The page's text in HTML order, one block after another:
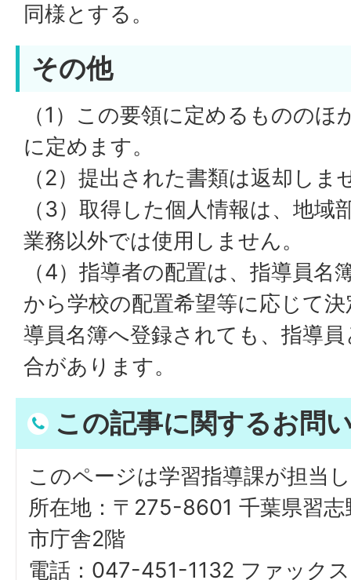
同様とする。
その他
（1）この要領に定めるもののほ
に定めます。
（2）提出された書類は返却しま
（3）取得した個人情報は、地域
業務以外では使用しません。
（4）指導者の配置は、指導員名
から学校の配置希望等に応じて
導員名簿へ登録されても、指導
合があります。
この記事に関するお問
このページは学習指導課が担当
所在地：〒275-8601 千葉県習志
市庁舎2階
電話：047-451-1132 ファック